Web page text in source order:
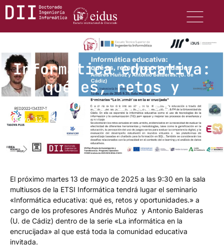
Informática educativa:
qué es, retos y
oportunidades
mayo 12, 2025 10:14 am No hay comentarios
El próximo martes 13 de mayo de 2025 a las 9:30 en la sala
multiusos de la ETSI Informática tendrá lugar el seminario
«Informática educativa: qué es, retos y oportunidades.» a
cargo de los profesores Andrés Muñoz y Antonio Balderas
(U. de Cádiz) dentro de la serie «La informática en la
encrucijada» al que está toda la comunidad educativa
invitada.